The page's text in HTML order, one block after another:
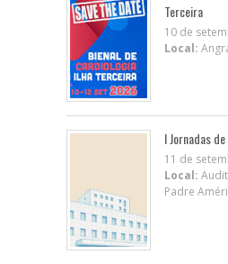
Terceira
10 de
Local:
I Jornadas
11 de
Local:
Padre